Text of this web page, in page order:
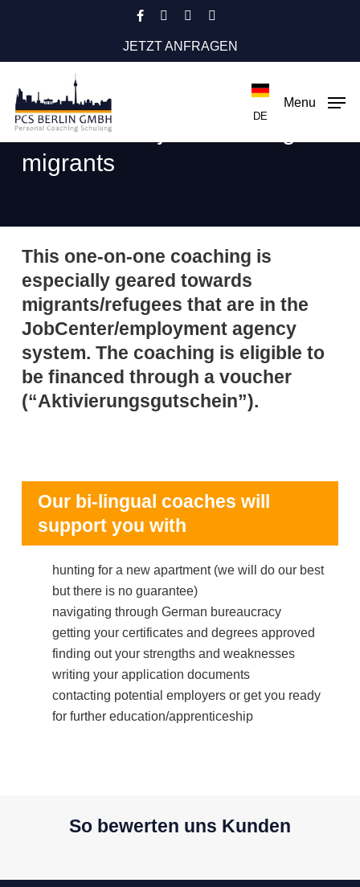
JETZT ANFRAGEN
DE
Menu
One-on-one job coaching for
migrants
This one-on-one coaching is
especially geared towards
migrants/refugees that are in the
JobCenter/employment agency
system. The coaching is eligible to
be financed through a voucher
(“Aktivierungsgutschein”).
Our bi-lingual coaches will
support you with
hunting for a new apartment (we will do our best
but there is no guarantee)
navigating through German bureaucracy
getting your certificates and degrees approved
finding out your strengths and weaknesses
writing your application documents
contacting potential employers or get you ready
for further education/apprenticeship
So bewerten uns Kunden